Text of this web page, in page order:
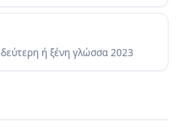
ή ξένη γλώσσα 2023